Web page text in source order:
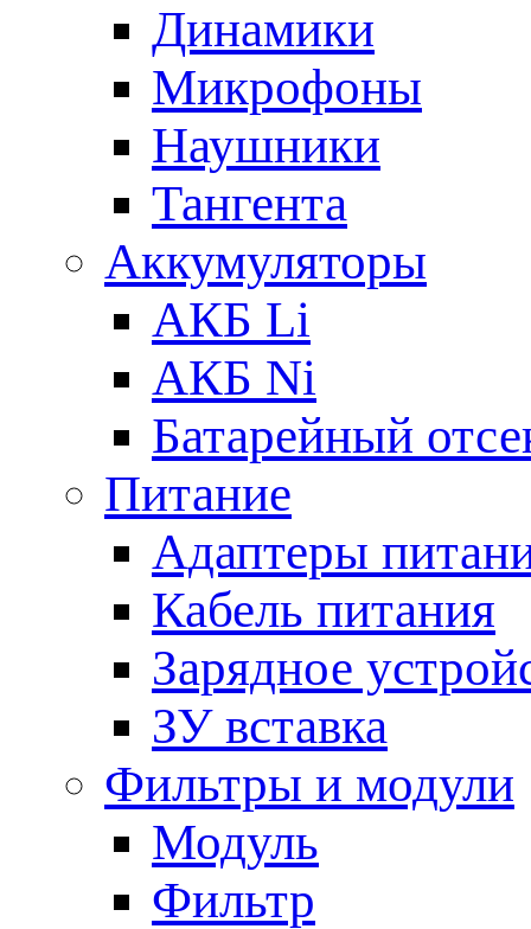
Динамики
Микрофоны
Наушники
Тангента
Аккумуляторы
АКБ Li
АКБ Ni
Батарейный
Питание
Адаптеры
Кабель питания
Зарядное
ЗУ вставка
Фильтры и модули
Модуль
Фильтр